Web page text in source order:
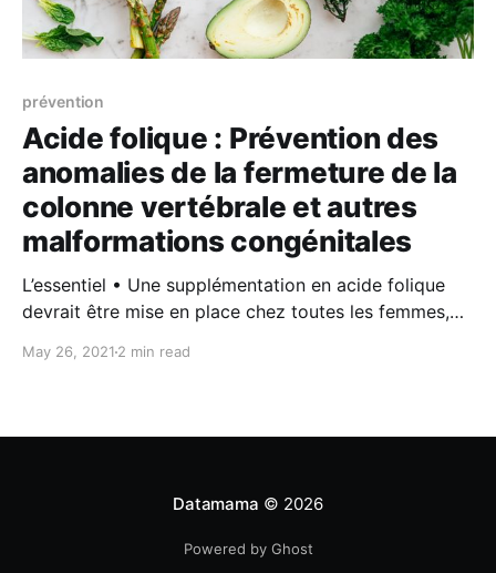
prévention
Acide folique : Prévention des
anomalies de la fermeture de la
colonne vertébrale et autres
malformations congénitales
L’essentiel • Une supplémentation en acide folique
devrait être mise en place chez toutes les femmes,
n’ayant pas pu bénéficier d’acide folique avant la
May 26, 2021 2 min read
Datamama © 2026
Powered by Ghost